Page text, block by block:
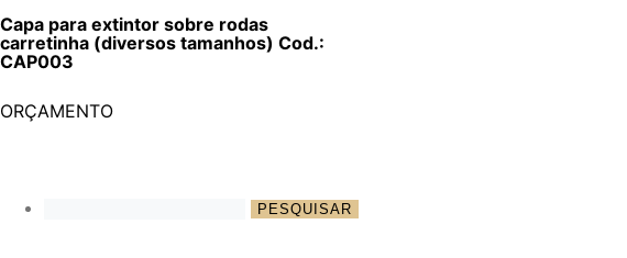
Capa para extintor sobre rodas
carretinha (diversos tamanhos) Cod.:
CAP003
ORÇAMENTO